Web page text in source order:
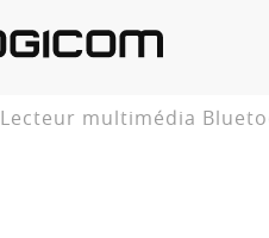
Lecteur multimédia